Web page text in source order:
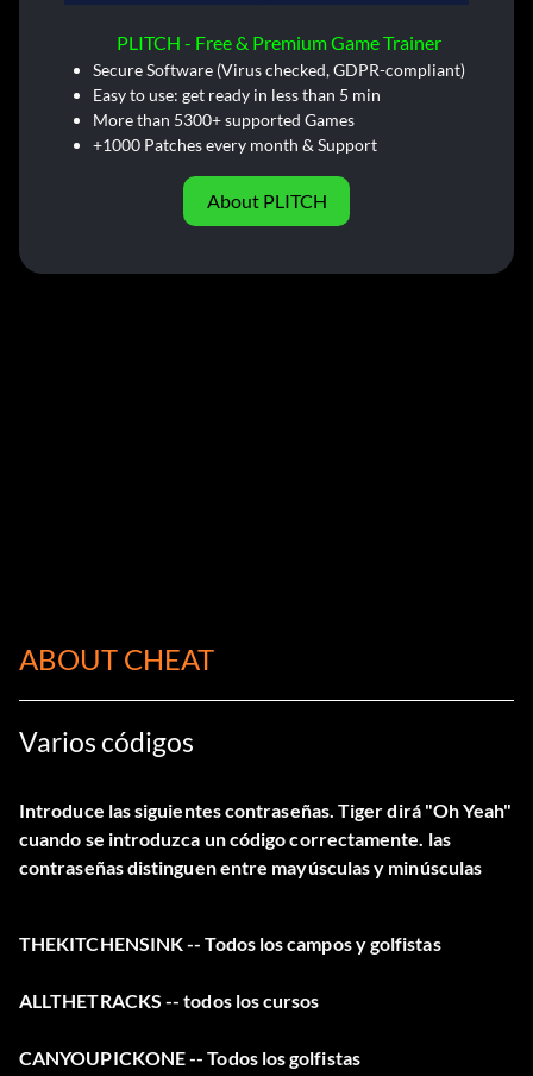
PLITCH - Free & Premium Game Trainer
Secure Software (Virus checked, GDPR-compliant)
Easy to use: get ready in less than 5 min
More than 5300+ supported Games
+1000 Patches every month & Support
About PLITCH
ABOUT CHEAT
Varios códigos
Introduce las siguientes contraseñas. Tiger dirá "Oh Yeah"
cuando se introduzca un código correctamente. las
contraseñas distinguen entre mayúsculas y minúsculas
THEKITCHENSINK-- Todos los campos y golfistas
ALLTHETRACKS -- todos los cursos
CANYOUPICKONE-- Todos los golfistas